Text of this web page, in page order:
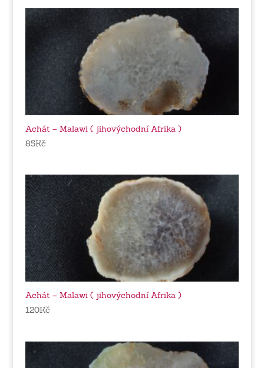
Achát – Malawi ( jihovýchodní Afrika )
85Kč
Achát – Malawi ( jihovýchodní Afrika )
120Kč